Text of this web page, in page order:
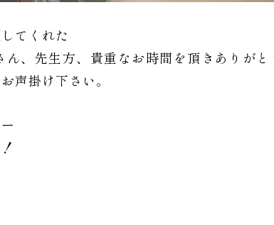
てくれた
、先生方、貴重なお時間を頂きありがと
声掛け下さい。